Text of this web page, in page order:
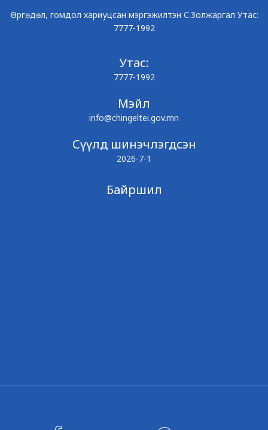
Өргөдөл, гомдол хариуцсан мэргэжилтэн С.Золжаргал Утас:
7777-1992
Утас:
7777-1992
Мэйл
info@chingeltei.gov.mn
Сүүлд шинэчлэгдсэн
2026-7-1
Байршил